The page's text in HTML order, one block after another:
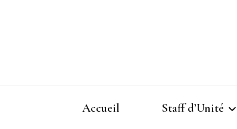
Accueil Staff d’Unité